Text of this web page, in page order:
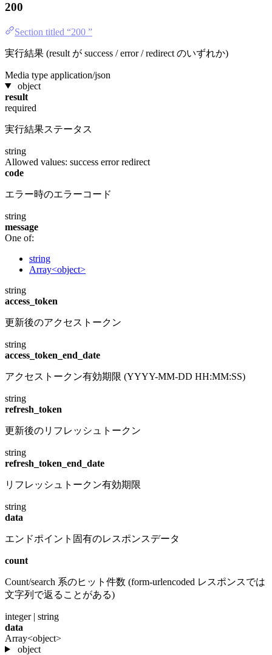
200
Section titled “200 ”
実行結果 (result が success / error / redirect のいずれか)
Media type application/json
object
result
required
実行結果ステータス
string
Allowed values: success errorredirect
code
エラー時のエラーコード
string
message
One of:
string
Array<object>
string
access_token
更新後のアクセストークン
string
access_token_end_date
アクセストークン有効期限 (YYYY-MM-DD HH:MM:SS)
string
refresh_token
更新後のリフレッシュトークン
string
refresh_token_end_date
リフレッシュトークン有効期限
string
data
エンドポイント固有のレスポンスデータ
count
Count/search 系のヒット件数 (form-urlencoded レスポンスでは
文字列で返ることがある)
integer | string
data
Array<object>
object